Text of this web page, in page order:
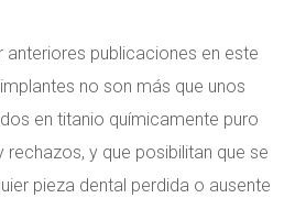
publicaciones en este
no son más que unos
en titanio químicamente puro
rechazos, y que posibilitan que se
pieza dental perdida o ausente